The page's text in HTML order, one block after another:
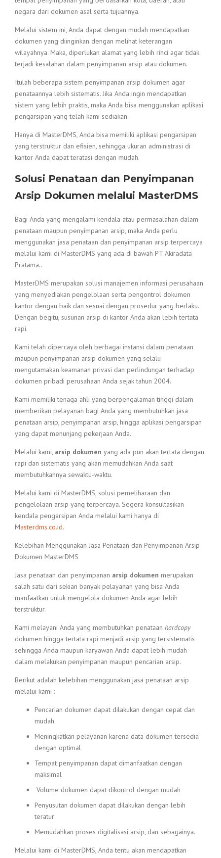
negara dari dokumen asal serta tujuannya.
Melalui sistem ini, Anda dapat dengan mudah mendapatkan
dokumen yang diinginkan dengan melihat keterangan
wilayahnya. Maka, diperlukan alamat yang lebih rinci agar tidak
terjadi kesalahan dalam penyimpanan arsip atau dokumen.
Itulah beberapa sistem penyimpanan arsip dokumen agar
penataannya lebih sistematis. Jika Anda ingin mendapatkan
sistem yang lebih praktis, maka Anda bisa menggunakan aplikasi
pengarsipan yang telah kami sediakan.
Hanya di MasterDMS, Anda bisa memiliki aplikasi pengarsipan
yang terstruktur dan efisien, sehingga ukuran administrasi di
kantor Anda dapat teratasi dengan mudah.
Solusi Penataan dan Penyimpanan
Arsip Dokumen melalui MasterDMS
Bagi Anda yang mengalami kendala atau permasalahan dalam
penataan maupun penyimpanan arsip, maka Anda perlu
menggunakan jasa penataan dan penyimpanan arsip terpercaya
melalui kami di MasterDMS yang ada di bawah PT Akiradata
Pratama..
MasterDMS merupakan solusi manajemen informasi perusahaan
yang menyediakan pengelolaan serta pengontrol dokumen
kantor dengan baik dan sesuai dengan prosedur yang berlaku.
Dengan begitu, susunan arsip di kantor Anda akan lebih tertata
rapi.
Kami telah dipercaya oleh berbagai instansi dalam penataan
maupun penyimpanan arsip dokumen yang selalu
mengutamakan keamanan privasi dan perlindungan terhadap
dokumen pribadi perusahaan Anda sejak tahun 2004.
Kami memiliki tenaga ahli yang berpengalaman tinggi dalam
memberikan pelayanan bagi Anda yang membutuhkan jasa
penataan arsip, penyimpanan arsip, hingga aplikasi pengarsipan
yang dapat menunjang pekerjaan Anda.
Melalui kami, arsip dokumen yang ada pun akan tertata dengan
rapi dan sistematis yang akan memudahkan Anda saat
membutuhkannya sewaktu-waktu.
Melalui kami di MasterDMS, solusi pemeliharaan dan
pengelolaan arsip yang terpercaya. Segera konsultasikan
kendala pengarsipan Anda melalui kami hanya di
Masterdms.co.id.
Kelebihan Menggunakan Jasa Penataan dan Penyimpanan Arsip
Dokumen MasterDMS
Jasa penataan dan penyimpanan arsip dokumen merupakan
salah satu dari sekian banyak pelayanan yang bisa Anda
manfaatkan untuk mengelola dokumen Anda agar lebih
terstruktur.
Kami melayani Anda yang membutuhkan penataan hardcopy
dokumen hingga tertata rapi menjadi arsip yang tersistematis
sehingga Anda maupun karyawan Anda dapat lebih mudah
dalam melakukan penyimpanan maupun pencarian arsip.
Berikut adalah kelebihan menggunakan jasa penataan arsip
melalui kami :
Pencarian dokumen dapat dilakukan dengan cepat dan
mudah
Meningkatkan pelayanan karena data dokumen tersedia
dengan optimal
Tempat penyimpanan dapat dimanfaatkan dengan
maksimal
Volume dokumen dapat dikontrol dengan mudah
Penyusutan dokumen dapat dilakukan dengan lebih
teratur
Memudahkan proses digitalisasi arsip, dan sebagainya.
Melalui kami di MasterDMS, Anda tentu akan mendapatkan